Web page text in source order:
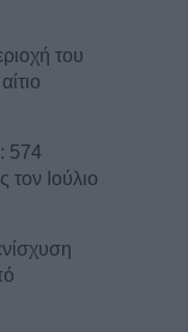
του
574
τον Ιούλιο